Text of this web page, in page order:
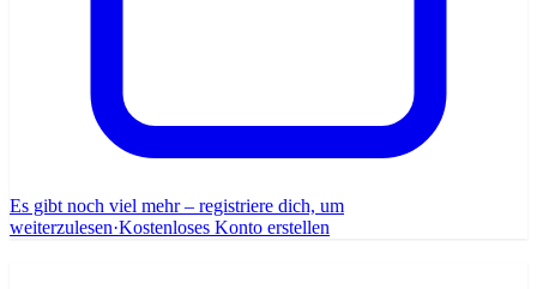
Es gibt noch viel mehr – registriere dich, um
weiterzulesen·Kostenloses Konto erstellen